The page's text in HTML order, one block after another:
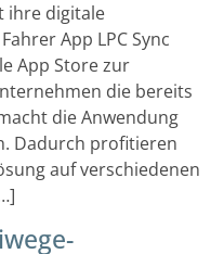
ihre digitale
App LPC Sync
App Store zur
die bereits
die Anwendung
Dadurch profitieren
auf verschiedenen